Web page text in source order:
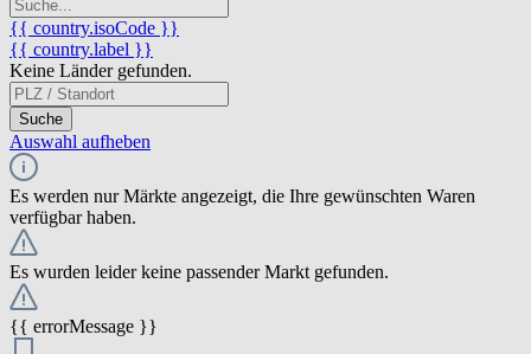
{{ country.isoCode }}
{{ country.label }}
Keine Länder gefunden.
Suche
Auswahl aufheben
Es werden nur Märkte angezeigt, die Ihre gewünschten Waren
verfügbar haben.
Es wurden leider keine passender Markt gefunden.
{{ errorMessage }}